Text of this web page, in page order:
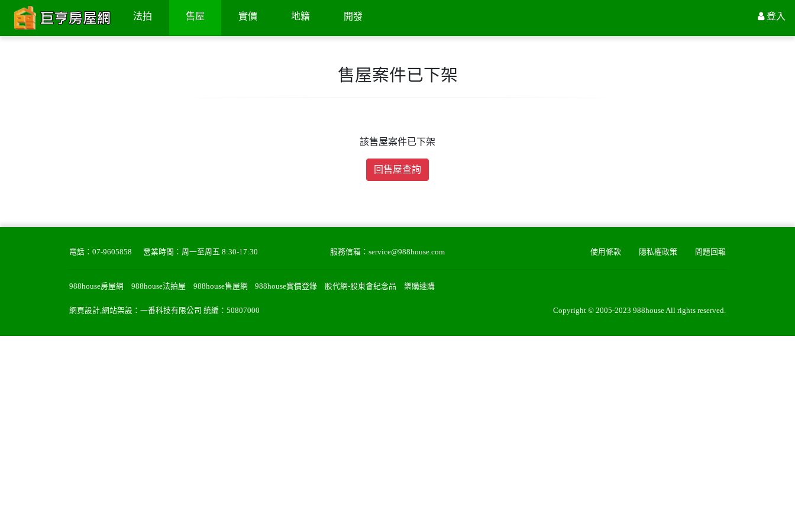
法拍 售屋 實價 地籍 開發 登入
售屋案件已下架
該售屋案件已下架
回售屋查詢
電話： 07-9605858 營業時間：周一至周五 8:30-17:30 服務信箱： service@988house.com 使用條款 隱私權政策 問題回報
988house房屋網 988house法拍屋 988house售屋網 988house實價登錄 股代網-股東會紀念品 樂購速購
網頁設計,網站架設 ： 一番科技有限公司 統編：50807000 Copyright © 2005-2023 988house All rights reserved.